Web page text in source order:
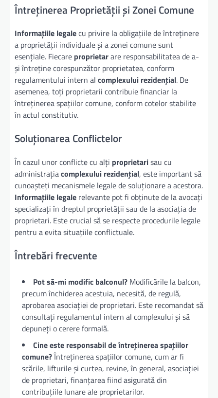
Întreținerea Proprietății și Zonei Comune
Informațiile legalecu privire la obligațiile de întreținere
a proprietății individuale și a zonei comune sunt
esențiale. Fiecare proprietarare responsabilitatea de a-
și întreține corespunzător proprietatea, conform
regulamentului intern al complexului rezidențial. De
asemenea, toți proprietarii contribuie financiar la
întreținerea spațiilor comune, conform cotelor stabilite
în actul constitutiv.
Soluționarea Conflictelor
În cazul unor conflicte cu alți proprietarisau cu
administrațiacomplexului rezidențial, este important să
cunoașteți mecanismele legale de soluționare a acestora.
Informațiile legale relevante pot fi obținute de la avocați
specializați în dreptul proprietății sau de la asociația de
proprietari. Este crucial să se respecte procedurile legale
pentru a evita situațiile conflictuale.
Întrebări frecvente
Pot să-mi modific balconul? Modificările la balcon,
precum închiderea acestuia, necesită, de regulă,
aprobarea asociației de proprietari. Este recomandat să
consultați regulamentul intern al complexului și să
depuneți o cerere formală.
Cine este responsabil de întreținerea spațiilor
comune?Întreținerea spațiilor comune, cum ar fi
scările, lifturile și curtea, revine, în general, asociației
de proprietari, finanțarea fiind asigurată din
contribuțiile lunare ale proprietarilor.